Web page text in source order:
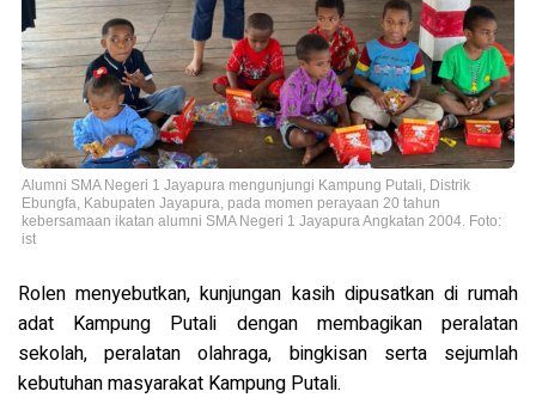
Alumni SMA Negeri 1 Jayapura mengunjungi Kampung Putali, Distrik
Ebungfa, Kabupaten Jayapura, pada momen perayaan 20 tahun
kebersamaan ikatan alumni SMA Negeri 1 Jayapura Angkatan 2004. Foto:
ist
Rolen menyebutkan, kunjungan kasih dipusatkan di rumah
adat Kampung Putali dengan membagikan peralatan
sekolah, peralatan olahraga, bingkisan serta sejumlah
kebutuhan masyarakat Kampung Putali.